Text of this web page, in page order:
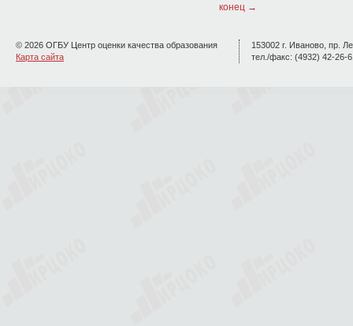
конец →
© 2026 ОГБУ Центр оценки качества образования
Карта сайта
153002 г. Иваново, пр.
тел./факс: (4932) 42-26-